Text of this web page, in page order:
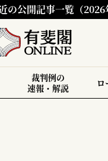
の公開記事一覧（2026
裁判例の
速報・解説
ロ